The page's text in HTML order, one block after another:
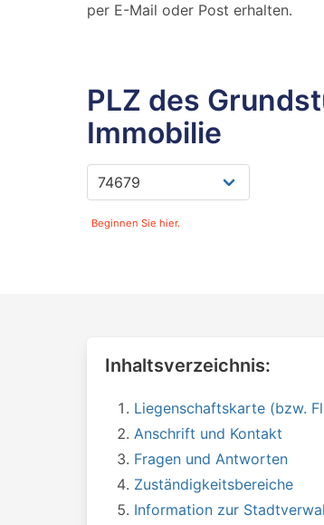
per E-Mail oder Post erhalten.
PLZ des
Immobilie
Beginnen Sie hier.
Inhaltsverzeichnis:
Liegenschaftskarte (bzw.
Anschrift und Kontakt
Fragen und Antworten
Zuständigkeitsbereiche
Information zur